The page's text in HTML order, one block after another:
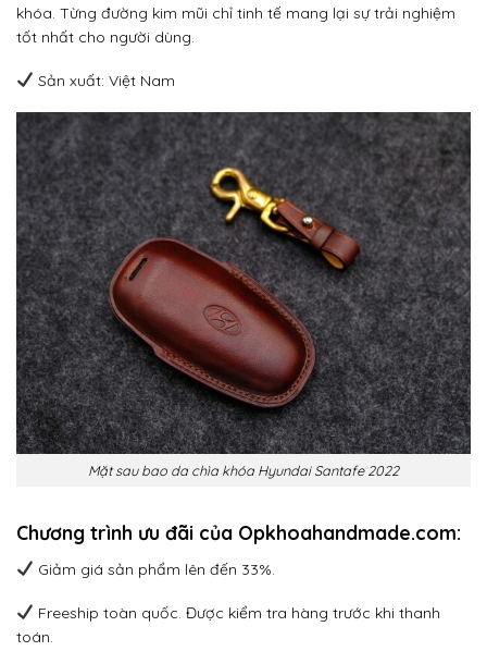
khóa. Từng đường kim mũi chỉ tinh tế mang lại sự trải nghiệm
tốt nhất cho người dùng.
Sản xuất: Việt Nam
Mặt sau bao da chìa khóa Hyundai Santafe 2022
Chương trình ưu đãi của Opkhoahandmade.com:
Giảm giá sản phẩm lên đến 33%.
Freeship toàn quốc. Được kiểm tra hàng trước khi thanh
toán.